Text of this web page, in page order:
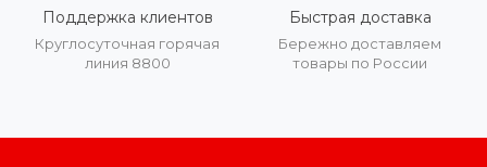
Поддержка клиентов
Круглосуточная горячая
линия 8800
Быстрая доставка
Бережно доставляем
товары по России